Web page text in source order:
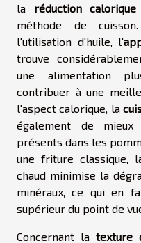
la réduction calorique
méthode de
l'utilisation d'huile, l'
trouve
une alimentation
contribuer à une
l'aspect calorique, la
également de
présents dans les
une friture classique,
chaud minimise la
minéraux, ce qui en
supérieur du point de
Concernant la texture